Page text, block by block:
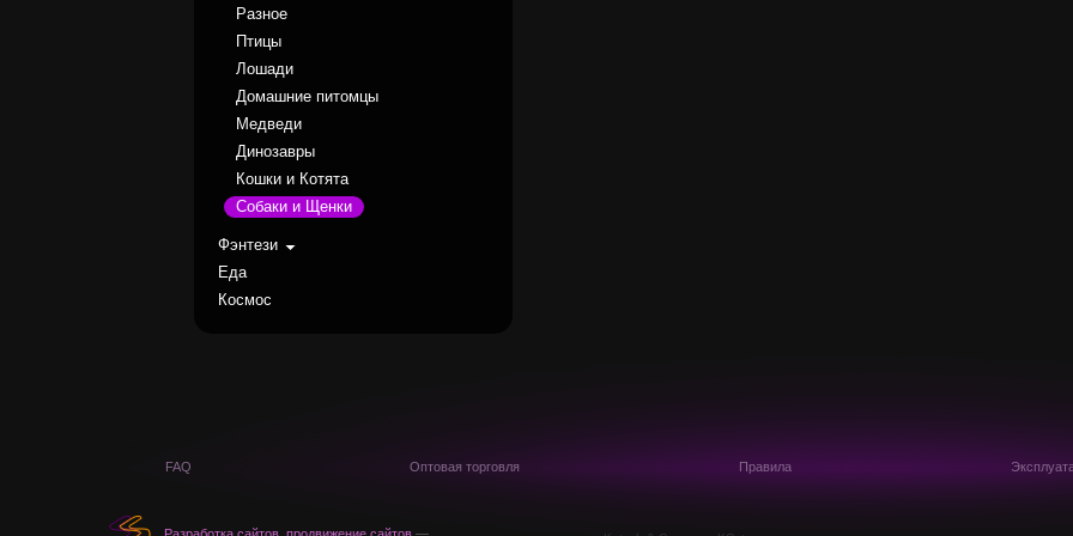
Разное
Птицы
Лошади
Домашние питомцы
Медведи
Динозавры
Кошки и Котята
Собаки и Щенки
Фэнтези
Еда
Космос
FAQ Оптовая торговля Правила